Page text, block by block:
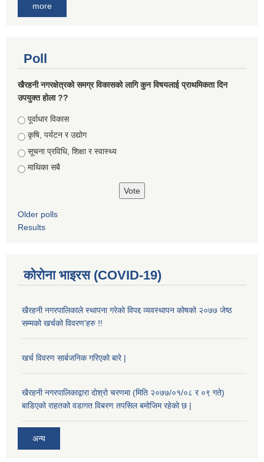
more
Poll
खैरहनी नगरक्षेत्रको समग्र विकासको लागि कुन विषयलाई प्राथमिकता दिन
उपयुक्त होला ??
Choices
पूर्वाधार विकास
कृषि, पर्यटन र उद्योग
सूचना प्रविधि, शिक्षा र स्वास्थ्य
माथिका सबै
Older polls
Results
कोरोना भाइरस (COVID-19)
खैरहनी नगरपालिकाले स्थापना गरेको विपद्द व्यवस्थापन कोषको २०७७ जेष्ठ
सम्मको खर्चको विवरण'हरु !!
खर्च विवरण सार्बजनिक गरिएको बारे |
खैरहनी नगरपालिकाद्वारा दोश्रो चरणमा (मिति २०७७/०१/०८ र ०९ गते)
बाडिएको राहतको वडागत विबरण तपसिल बमोजिम रहेको छ |
अन्य